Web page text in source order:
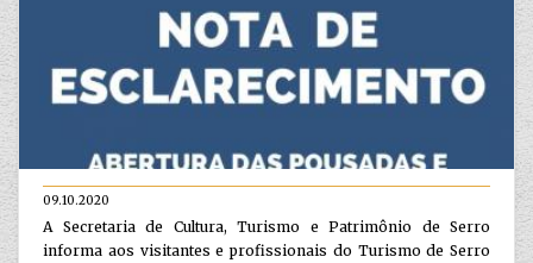
09.10.2020
A Secretaria de Cultura, Turismo e Patrimônio de Serro
informa aos visitantes e profissionais do Turismo de Serro